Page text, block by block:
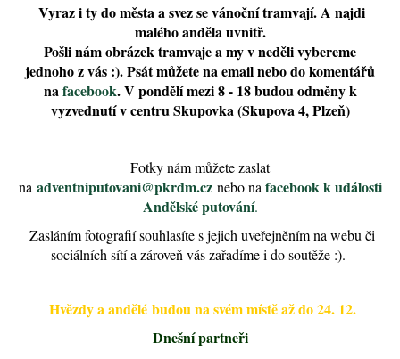
Vyraz i ty do města a svez se vánoční tramvají. A najdi
malého anděla uvnitř.
Pošli nám obrázek tramvaje a my v neděli vybereme
jednoho z vás :). Psát můžete na email nebo do komentářů
na facebook. V pondělí mezi 8 - 18 budou odměny k
vyzvednutí v centru Skupovka (Skupova 4, Plzeň)
Fotky nám můžete zaslat
na adventniputovani@pkrdm.cz nebo na facebook k události
Andělské putování.
Zasláním fotografií souhlasíte s jejich uveřejněním na webu či
sociálních sítí a zároveň vás zařadíme i do soutěže :).
Hvězdy a andělé budou na svém místě až do 24. 12.
Dnešní partneři